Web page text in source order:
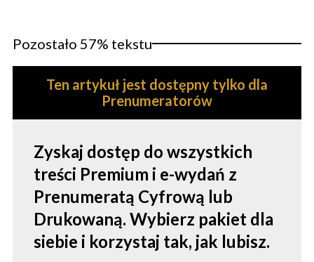
Pozostało 57% tekstu
Ten artykuł jest dostępny tylko dla
Prenumeratorów
Zyskaj dostęp do wszystkich
treści Premium i e-wydań z
Prenumeratą Cyfrową lub
Drukowaną. Wybierz pakiet dla
siebie i korzystaj tak, jak lubisz.